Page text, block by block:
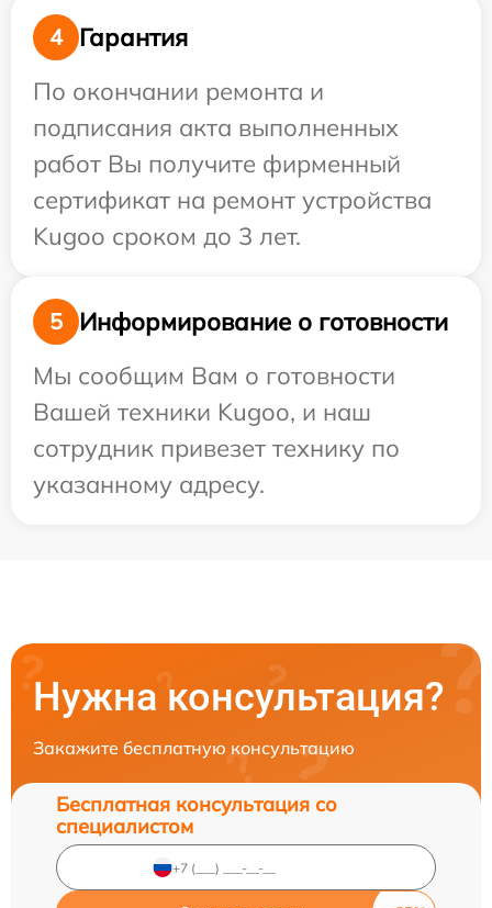
4
Гарантия
По окончании ремонта и
подписания акта выполненных
работ Вы получите фирменный
сертификат на ремонт устройства
Kugoo сроком до 3 лет.
5
Информирование о готовности
Мы сообщим Вам о готовности
Вашей техники Kugoo, и наш
сотрудник привезет технику по
указанному адресу.
Нужна консультация?
Закажите бесплатную консультацию
Бесплатная консультация со
специалистом